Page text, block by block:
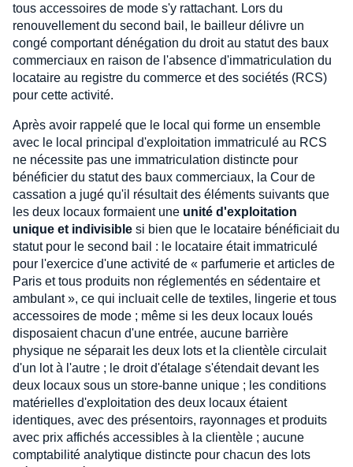
tous accessoires de mode s'y rattachant. Lors du
renouvellement du second bail, le bailleur délivre un
congé comportant dénégation du droit au statut des baux
commerciaux en raison de l'absence d'immatriculation du
locataire au registre du commerce et des sociétés (RCS)
pour cette activité.
Après avoir rappelé que le local qui forme un ensemble
avec le local principal d'exploitation immatriculé au RCS
ne nécessite pas une immatriculation distincte pour
bénéficier du statut des baux commerciaux, la Cour de
cassation a jugé qu'il résultait des éléments suivants que
les deux locaux formaient une unité d'exploitation
unique et indivisible si bien que le locataire bénéficiait du
statut pour le second bail : le locataire était immatriculé
pour l'exercice d'une activité de « parfumerie et articles de
Paris et tous produits non réglementés en sédentaire et
ambulant », ce qui incluait celle de textiles, lingerie et tous
accessoires de mode ; même si les deux locaux loués
disposaient chacun d'une entrée, aucune barrière
physique ne séparait les deux lots et la clientèle circulait
d'un lot à l'autre ; le droit d'étalage s'étendait devant les
deux locaux sous un store-banne unique ; les conditions
matérielles d'exploitation des deux locaux étaient
identiques, avec des présentoirs, rayonnages et produits
avec prix affichés accessibles à la clientèle ; aucune
comptabilité analytique distincte pour chacun des lots